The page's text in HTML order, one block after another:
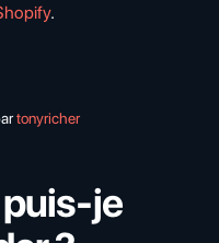
.
tonyricher
je